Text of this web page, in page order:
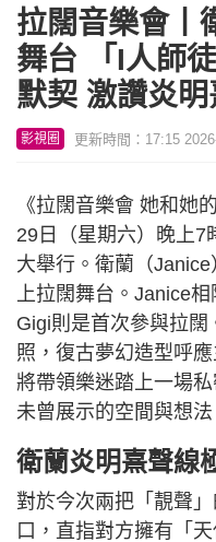
拉闊音樂會丨
舞台 「I人師
默契 激讚炎明
影視圈 更新時間：17:15
《拉闊音樂會 她和她
29日（星期六）晚上7
大舉行。衛蘭（
上拉闊舞台。Janice
Gigi則是首次參與拉
照，復古夢幻造型呼
將帶領樂迷踏上一場
未曾展示的空間與想法
衛蘭炎明熹聲線
對於今次兩把「靚聲
口，直指對方擁有「